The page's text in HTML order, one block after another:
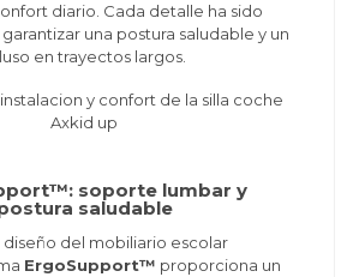
diario. Cada detalle ha sido
una postura saludable y un
en trayectos largos.
soporte lumbar y
saludable
diseño del mobiliario escolar
ErgoSupport™ proporciona un